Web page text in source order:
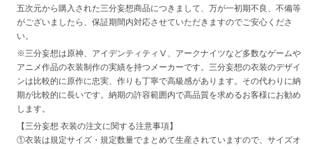
五次元から購入された三分妄想商品につきまして、万が一初期不良、不備等
がございましたら、保証期間内対応させていただきますのでご安心くださ
い。
※三分妄想は原神、アイデンティティⅤ、アークナイツなど多数なゲームや
アニメ作品の衣装制作の実績を持つメーカーです。三分妄想の衣装のデザイ
ンは比較的に原作に忠実、作りも丁寧で高級感があります。その代わりに納
期が比較的に長いです。納期の許容範囲内で高品質を求めるお客様にお勧め
します。
【三分妄想 衣装の注文に関する注意事項】
①衣装は規定サイズ・規定数量でまとめて生産されていますので、サイズオ